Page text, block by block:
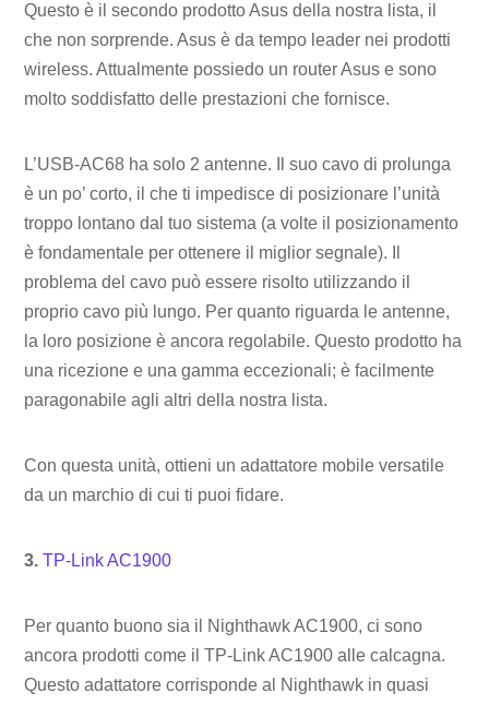
Questo è il secondo prodotto Asus della nostra lista, il
che non sorprende. Asus è da tempo leader nei prodotti
wireless. Attualmente possiedo un router Asus e sono
molto soddisfatto delle prestazioni che fornisce.
L’USB-AC68 ha solo 2 antenne. Il suo cavo di prolunga
è un po’ corto, il che ti impedisce di posizionare l’unità
troppo lontano dal tuo sistema (a volte il posizionamento
è fondamentale per ottenere il miglior segnale). Il
problema del cavo può essere risolto utilizzando il
proprio cavo più lungo. Per quanto riguarda le antenne,
la loro posizione è ancora regolabile. Questo prodotto ha
una ricezione e una gamma eccezionali; è facilmente
paragonabile agli altri della nostra lista.
Con questa unità, ottieni un adattatore mobile versatile
da un marchio di cui ti puoi fidare.
3.TP-Link AC1900
Per quanto buono sia il Nighthawk AC1900, ci sono
ancora prodotti come il TP-Link AC1900 alle calcagna.
Questo adattatore corrisponde al Nighthawk in quasi